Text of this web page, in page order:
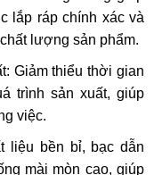
lắp ráp chính xác và
lượng sản phẩm.
Giảm thiểu thời gian
trình sản xuất, giúp
việc.
liệu bền bỉ, bạc dẫn
mài mòn cao, giúp